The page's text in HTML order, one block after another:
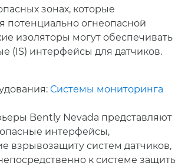
зонах, которые
потенциально огнеопасной
изоляторы могут обеспечивать
(IS) интерфейсы для датчиков.
Системы мониторинга
Bently Nevada представляют
интерфейсы,
взрывозащиту систем датчиков,
к системе